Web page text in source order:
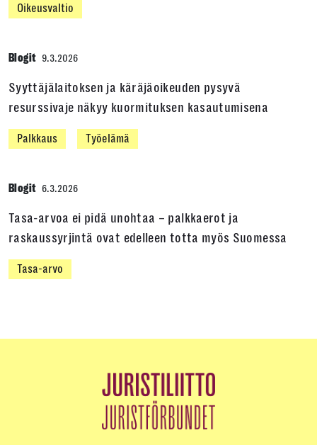
Oikeusvaltio
Blogit 9.3.2026
Syyttäjälaitoksen ja käräjäoikeuden pysyvä
resurssivaje näkyy kuormituksen kasautumisena
Palkkaus Työelämä
Blogit 6.3.2026
Tasa-arvoa ei pidä unohtaa – palkkaerot ja
raskaussyrjintä ovat edelleen totta myös Suomessa
Tasa-arvo